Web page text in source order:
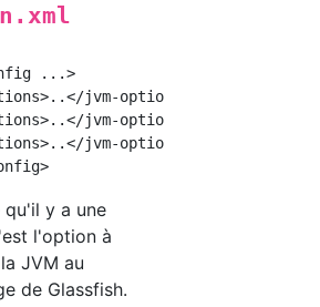
...>
jvm-options>
jvm-options>
jvm-options>
qu'il y a une
l'option à
JVM au
de Glassfish.